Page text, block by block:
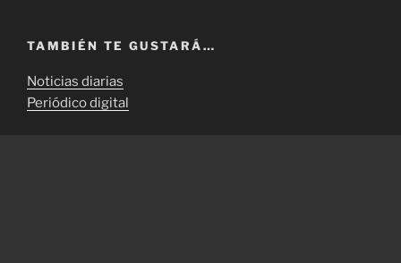
TAMBIÉN TE GUSTARÁ…
Noticias diarias
Periódico digital